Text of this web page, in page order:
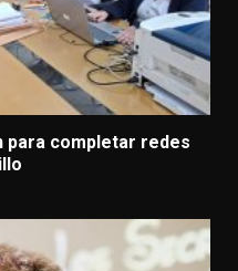
para completar redes